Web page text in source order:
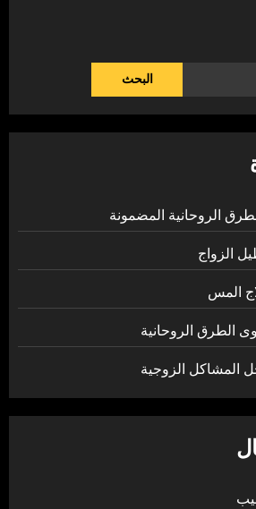
البحث
الروحانية المضمونة
الزواج
المس
الطرق الروحانية
المشاكل الزوجية